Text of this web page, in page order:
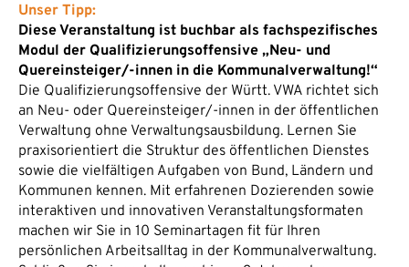
Unser Tipp:
Diese Veranstaltung ist buchbar als fachspezifisches
Modul der Qualifizierungsoffensive „Neu- und
Quereinsteiger/-innen in die Kommunalverwaltung!“
Die Qualifizierungsoffensive der Württ. VWA richtet sich
an Neu- oder Quereinsteiger/-innen in der öffentlichen
Verwaltung ohne Verwaltungsausbildung. Lernen Sie
praxisorientiert die Struktur des öffentlichen Dienstes
sowie die vielfältigen Aufgaben von Bund, Ländern und
Kommunen kennen. Mit erfahrenen Dozierenden sowie
interaktiven und innovativen Veranstaltungsformaten
machen wir Sie in 10 Seminartagen fit für Ihren
persönlichen Arbeitsalltag in der Kommunalverwaltung.